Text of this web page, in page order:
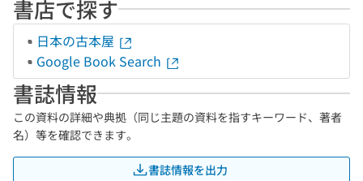
書店で探す
日本の古本屋
Google Book Search
書誌情報
この資料の詳細や典拠（同じ主題の資料を指すキーワード、著者
名）等を確認できます。
書誌情報を出力